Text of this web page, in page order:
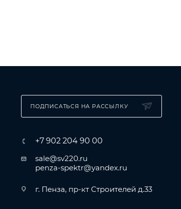
ПОДПИСАТЬСЯ НА РАССЫЛКУ
+7 902 204 90 00
sale@sv220.ru
penza-spektr@yandex.ru
г. Пенза, пр-кт Строителей д.33